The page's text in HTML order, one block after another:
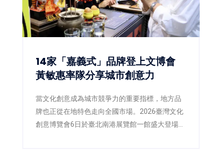
14家「嘉義式」品牌登上文博會
黃敏惠率隊分享城市創意力
當文化創意成為城市競爭力的重要指標，地方品
牌也正從在地特色走向全國市場。2026臺灣文化
創意博覽會6日於臺北南港展覽館一館盛大登場，